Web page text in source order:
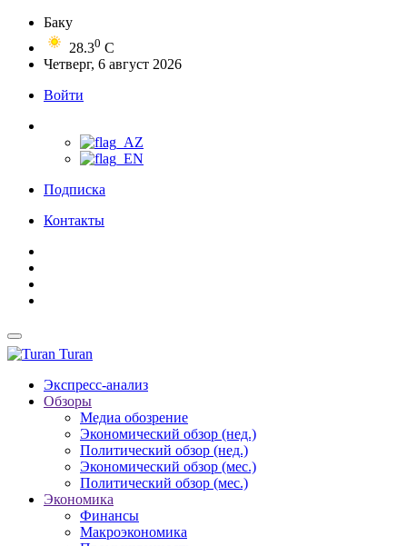
Баку
28.30 C
Четверг, 6 август 2026
Войти
Подписка
Контакты
Turan
Экспресс-анализ
Обзоры
Медиа обозрение
Экономический обзор (нед.)
Политический обзор (нед.)
Экономический обзор (мес.)
Политический обзор (мес.)
Экономика
Финансы
Макроэкономика